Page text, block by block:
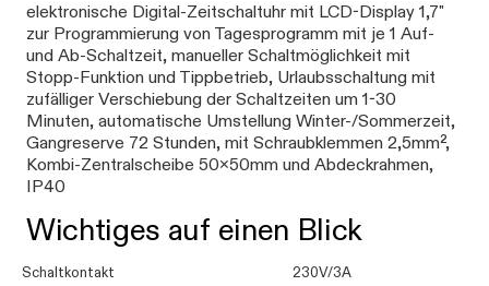
elektronische Digital-Zeitschaltuhr mit LCD-Display 1,7"
zur Programmierung von Tagesprogramm mit je 1 Auf-
und Ab-Schaltzeit, manueller Schaltmöglichkeit mit
Stopp-Funktion und Tippbetrieb, Urlaubsschaltung mit
zufälliger Verschiebung der Schaltzeiten um 1-30
Minuten, automatische Umstellung Winter-/Sommerzeit,
Gangreserve 72 Stunden, mit Schraubklemmen 2,5mm²,
Kombi-Zentralscheibe 50x50mm und Abdeckrahmen,
IP40
Wichtiges auf einen Blick
Schaltkontakt 230V/3A